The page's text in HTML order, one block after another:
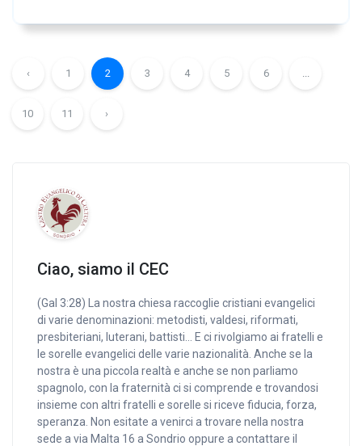
‹ 1 2 3 4 5 6
10 11 ›
Ciao, siamo il CEC
(Gal 3:28) La nostra chiesa raccoglie cristiani evangelici
di varie denominazioni: metodisti, valdesi, riformati,
presbiteriani, luterani, battisti… E ci rivolgiamo ai fratelli e
le sorelle evangelici delle varie nazionalità. Anche se la
nostra è una piccola realtà e anche se non parliamo
spagnolo, con la fraternità ci si comprende e trovandosi
insieme con altri fratelli e sorelle si riceve fiducia, forza,
speranza. Non esitate a venirci a trovare nella nostra
sede a via Malta 16 a Sondrio oppure a contattare il